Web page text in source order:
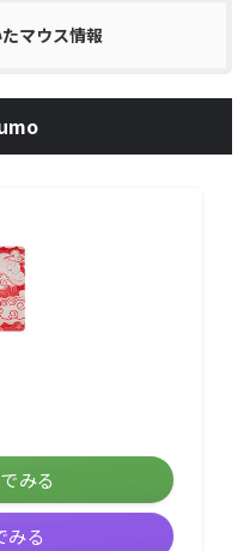
マウス情報
みる
みる